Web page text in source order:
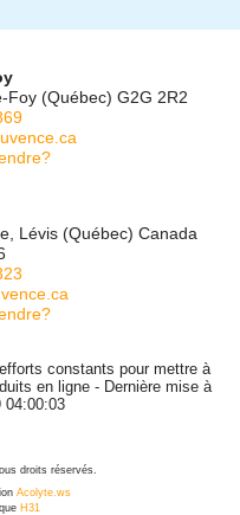
Foy (Québec) G2G 2R2
Lévis (Québec) Canada
constants pour mettre à
en ligne - Dernière mise à
04:00:03
droits réservés.
Acolyte.ws
H31